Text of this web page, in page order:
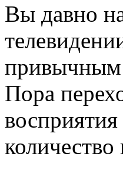
Вы давно
привычным
Пора